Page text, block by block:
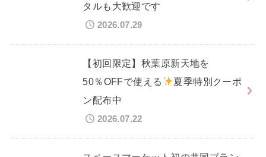
タルも大歓迎です
2026.07.29
【初回限定】秋葉原新天地を
50％OFFで使える
夏季特別クーポ
ン配布中
2026.07.22